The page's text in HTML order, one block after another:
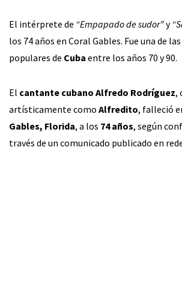
El intérprete de “Empapado de sudor”y
los 74 años en Coral Gables. Fue una de
populares de Cuba entre los años 70 y 90.
El cantante cubano Alfredo Rodríguez,
artísticamente como Alfredito, falleció
Gables, Florida, a los 74 años, según
través de un comunicado publicado en